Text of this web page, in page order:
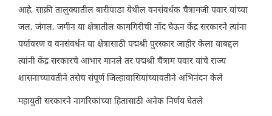
आहे, साक्री तालुक्यातील बारीपाडा येथील वनसंवर्धक चैत्रामजी पवार यांच्या
जल, जंगल, जमीन या क्षेत्रातील कामगिरीची नोंद घेऊन केंद्र सरकारने त्यांना
पर्यावरण व वनसंवर्धन या क्षेत्रासाठी पद्मश्री पुरस्कार जाहीर केला याबद्दल
त्यांनी केंद्र सरकारचे आभार मानले तर पद्मश्री चैत्राम पवार यांचे राज्य
शासनाच्यावतीने तसेच संपूर्ण जिल्हावासियांच्यावतीने अभिनंदन केले
महायुती सरकारने नागरिकांच्या हितासाठी अनेक निर्णय घेतले